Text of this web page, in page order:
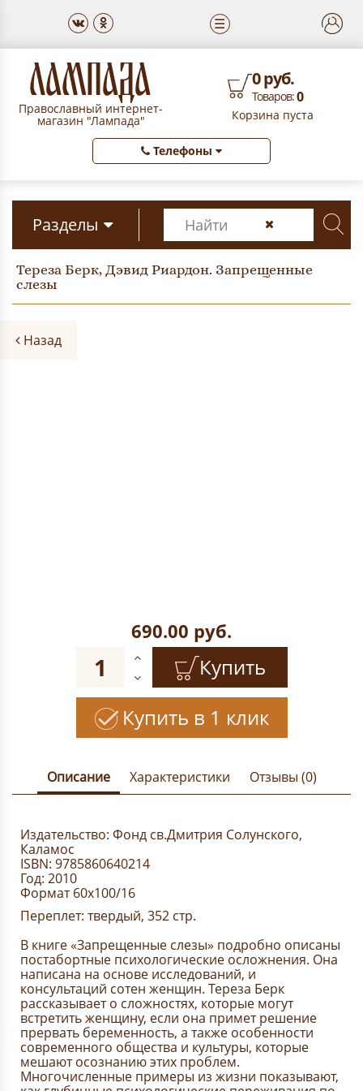
☰
Православный интернет-
магазин "Лампада"
0 руб.
Товаров:0
Корзина пуста
Телефоны
Разделы
Тереза Берк, Дэвид Риардон. Запрещенные
слезы
Назад
690.00 руб.
Купить
Купить в 1 клик
Описание Характеристики Отзывы (0)
Издательство: Фонд св.Дмитрия Солунского,
Каламос
ISBN: 9785860640214
Год: 2010
Формат 60х100/16
Переплет: твердый, 352 стр.
В книге «Запрещенные слезы» подробно описаны
постабортные психологические осложнения. Она
написана на основе исследований, и
консультаций сотен женщин. Тереза Берк
рассказывает о сложностях, которые могут
встретить женщину, если она примет решение
прервать беременность, а также особенности
современного общества и культуры, которые
мешают осознанию этих проблем.
Многочисленные примеры из жизни показывают,